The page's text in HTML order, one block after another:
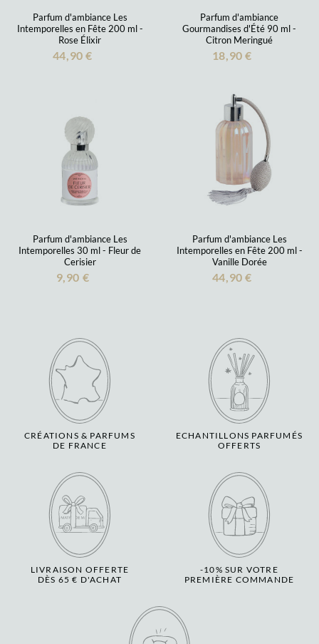
Parfum d'ambiance Les
Intemporelles en Fête 200 ml -
Rose Élixir
44,90 €
Parfum d'ambiance
Gourmandises d'Été 90 ml -
Citron Meringué
18,90 €
Parfum d'ambiance Les
Intemporelles 30 ml - Fleur de
Cerisier
9,90 €
Parfum d'ambiance Les
Intemporelles en Fête 200 ml -
Vanille Dorée
44,90 €
CRÉATIONS & PARFUMS
DE FRANCE
ECHANTILLONS PARFUMÉS
OFFERTS
LIVRAISON OFFERTE
DÈS 65 € D'ACHAT
-10% SUR VOTRE
PREMIÈRE COMMANDE